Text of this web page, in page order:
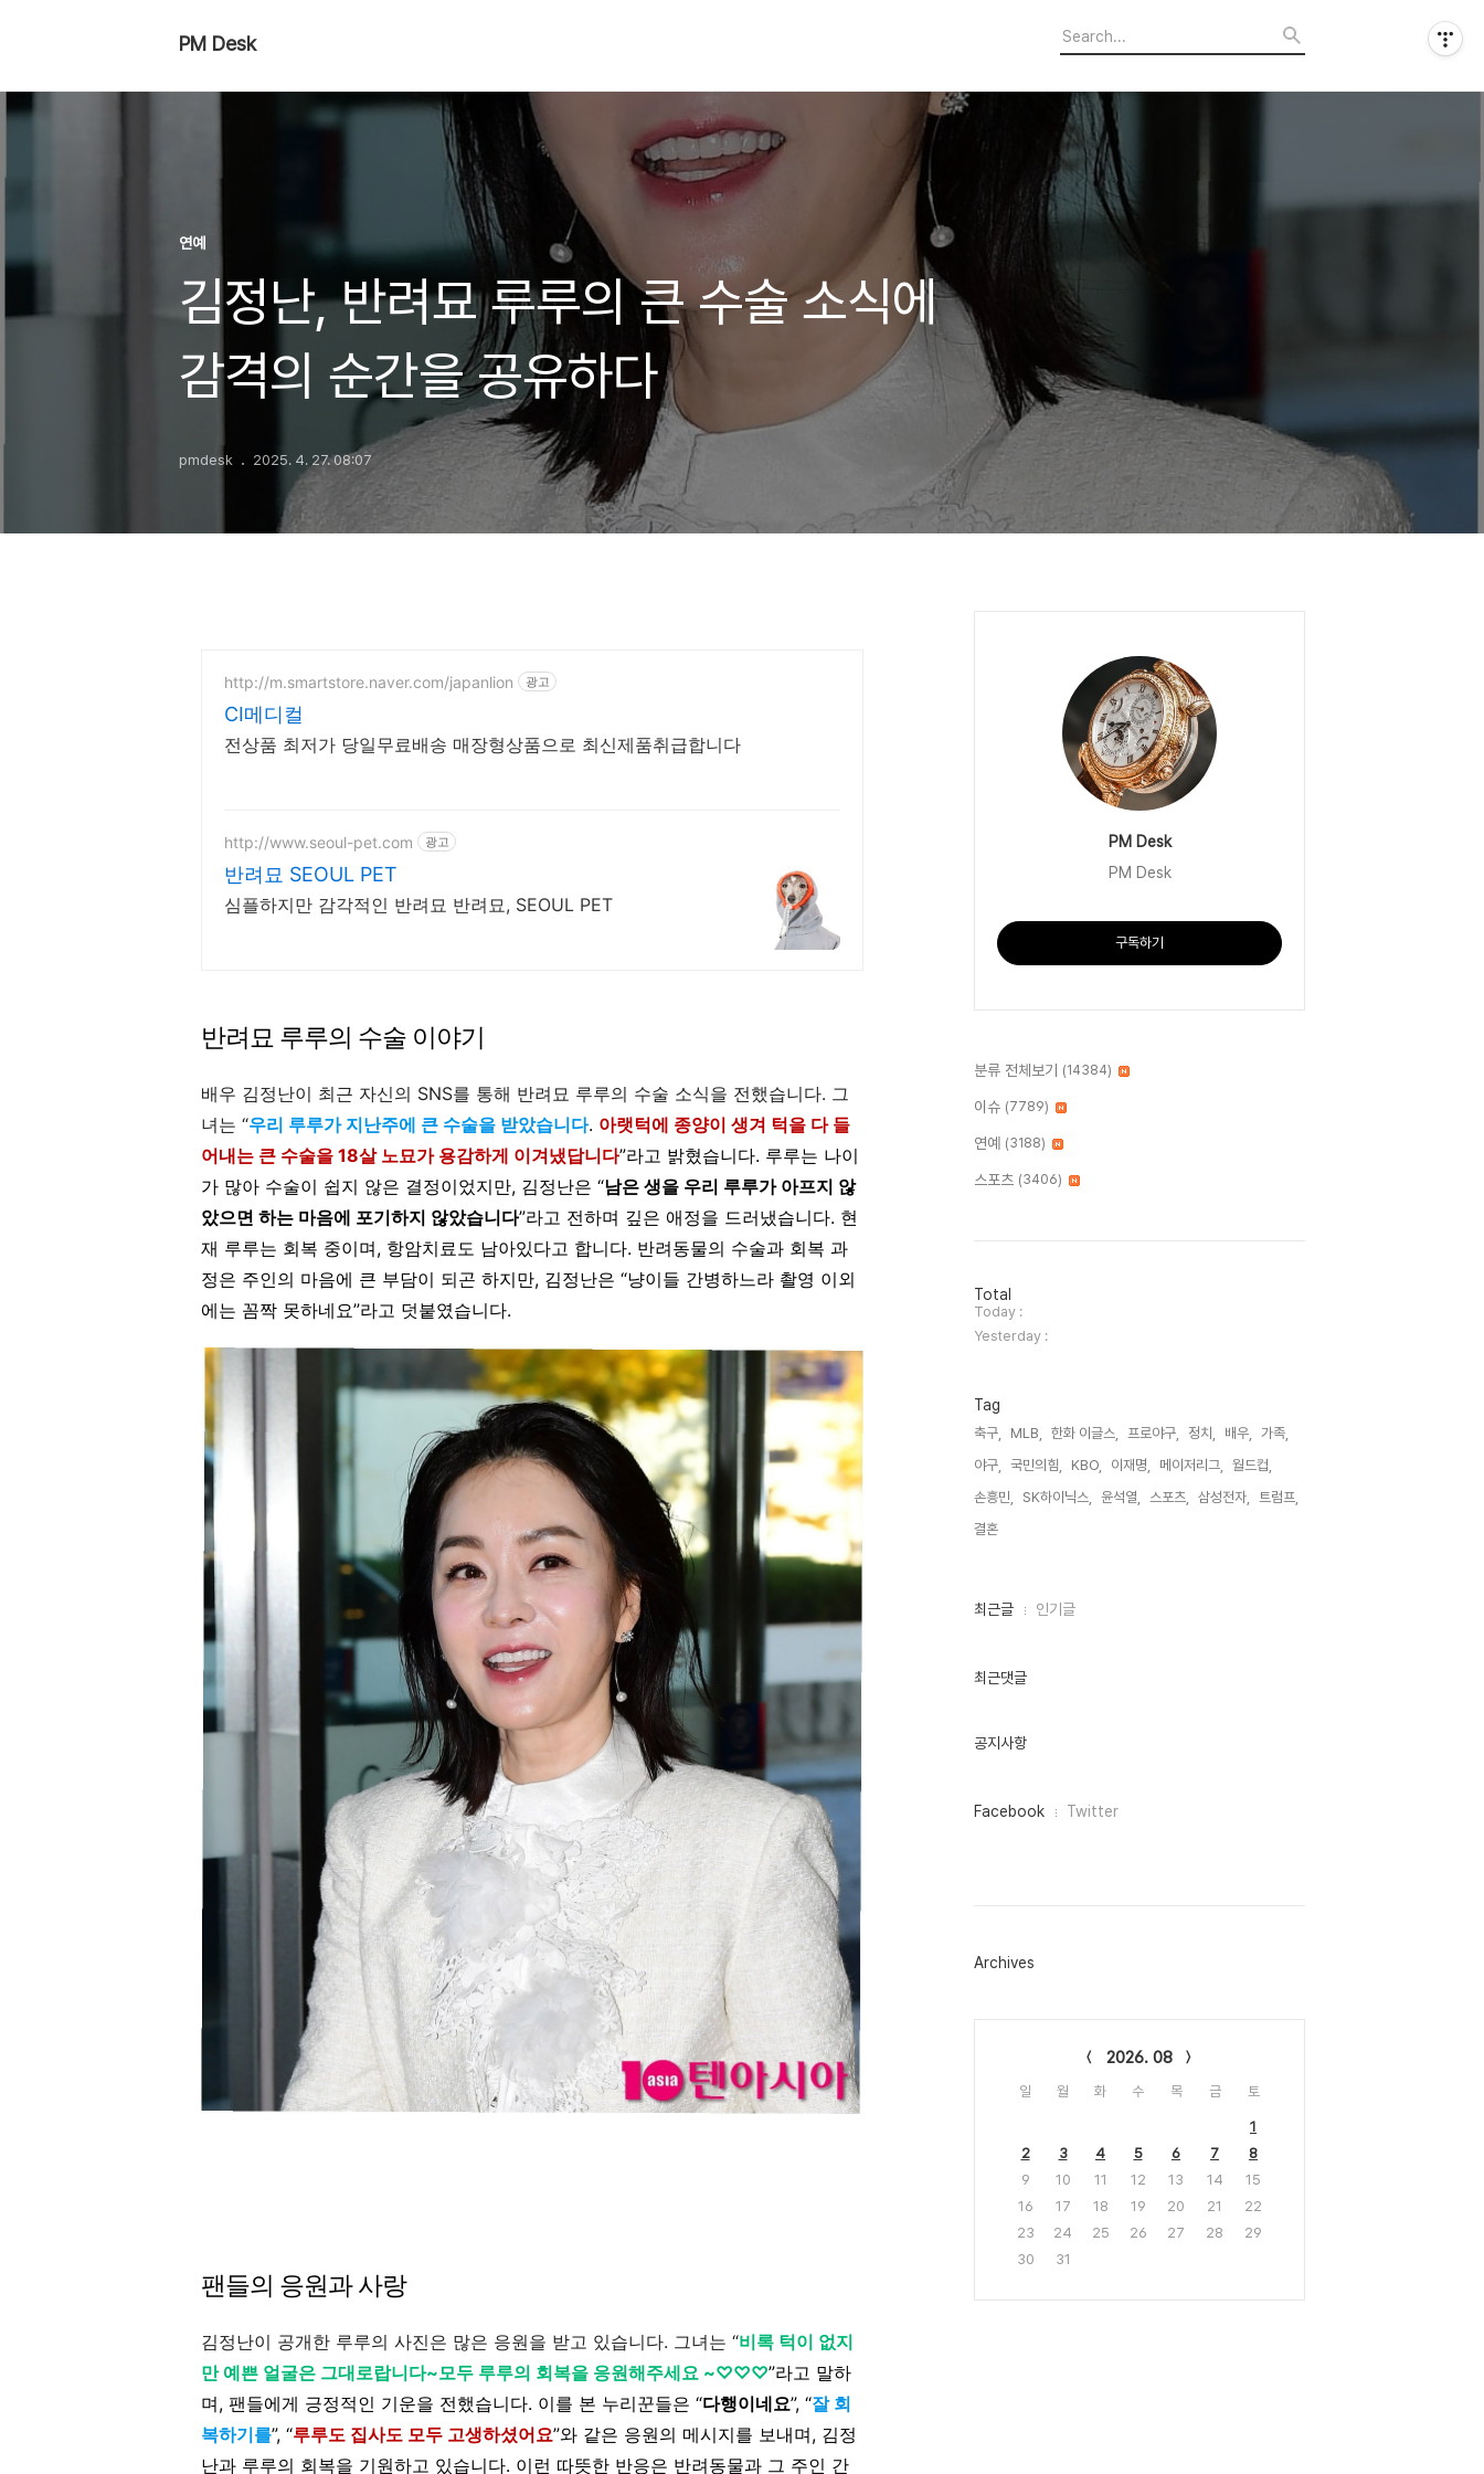
PM Desk
연예
김정난, 반려묘 루루의 큰 수술 소식에
감격의 순간을 공유하다
pmdesk 2025. 4. 27. 08:07
http://m.smartstore.naver.com/japanlion 광고
CI메디컬
전상품 최저가 당일무료배송 매장형상품으로 최신제품취급합니다
http://www.seoul-pet.com 광고
반려묘 SEOUL PET
심플하지만 감각적인 반려묘 반려묘, SEOUL PET
반려묘 루루의 수술 이야기
배우 김정난이 최근 자신의 SNS를 통해 반려묘 루루의 수술 소식을 전했습니다. 그
녀는 “우리 루루가 지난주에 큰 수술을 받았습니다. 아랫턱에 종양이 생겨 턱을 다 들
어내는 큰 수술을 18살 노묘가 용감하게 이겨냈답니다”라고 밝혔습니다. 루루는 나이
가 많아 수술이 쉽지 않은 결정이었지만, 김정난은 “남은 생을 우리 루루가 아프지 않
았으면 하는 마음에 포기하지 않았습니다”라고 전하며 깊은 애정을 드러냈습니다. 현
재 루루는 회복 중이며, 항암치료도 남아있다고 합니다. 반려동물의 수술과 회복 과
정은 주인의 마음에 큰 부담이 되곤 하지만, 김정난은 “냥이들 간병하느라 촬영 이외
에는 꼼짝 못하네요”라고 덧붙였습니다.
팬들의 응원과 사랑
김정난이 공개한 루루의 사진은 많은 응원을 받고 있습니다. 그녀는 “비록 턱이 없지
만 예쁜 얼굴은 그대로랍니다~모두 루루의 회복을 응원해주세요 ~♡♡♡”라고 말하
며, 팬들에게 긍정적인 기운을 전했습니다. 이를 본 누리꾼들은 “다행이네요”, “잘 회
복하기를”, “루루도 집사도 모두 고생하셨어요”와 같은 응원의 메시지를 보내며, 김정
난과 루루의 회복을 기원하고 있습니다. 이런 따뜻한 반응은 반려동물과 그 주인 간
PM Desk
PM Desk
구독하기
분류 전체보기 (14384)
이슈 (7789)
연예 (3188)
스포츠 (3406)
방
문
자
수
Total
Today :
Yesterday :
Tag
축구, MLB, 한화 이글스, 프로야구, 정치, 배우,
가족,
야구,
국민의힘, KBO, 이재명, 메이저리그,
월드컵,
손흥민,
SK하이닉스, 윤석열, 스포츠, 삼성전자,
트럼프,
결혼,
최
인
최근글 인기글
최근댓글
공지사항
페
그
Facebook Twitter
Archives
2026. 08
일 월 화 수 목 금 토
1
2
3 4 5 6 7
8
9
10 11 12 13 14
15
16
17 18 19 20 21
22
23
24 25 26 27 28
29
30
31